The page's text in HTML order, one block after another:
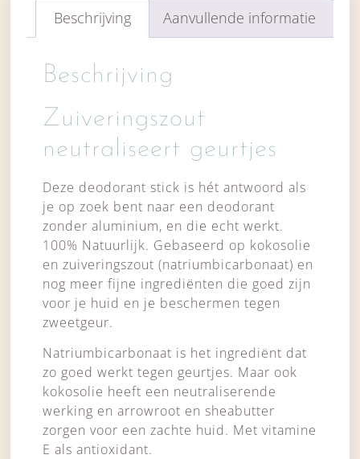
Beschrijving Aanvullende informatie
Beschrijving
Zuiveringszout
neutraliseert geurtjes
Deze deodorant stick is hét antwoord als
je op zoek bent naar een deodorant
zonder aluminium, en die echt werkt.
100% Natuurlijk. Gebaseerd op kokosolie
en zuiveringszout (natriumbicarbonaat) en
nog meer fijne ingrediënten die goed zijn
voor je huid en je beschermen tegen
zweetgeur.
Natriumbicarbonaat is het ingrediënt dat
zo goed werkt tegen geurtjes. Maar ook
kokosolie heeft een neutraliserende
werking en arrowroot en sheabutter
zorgen voor een zachte huid. Met vitamine
E als antioxidant.